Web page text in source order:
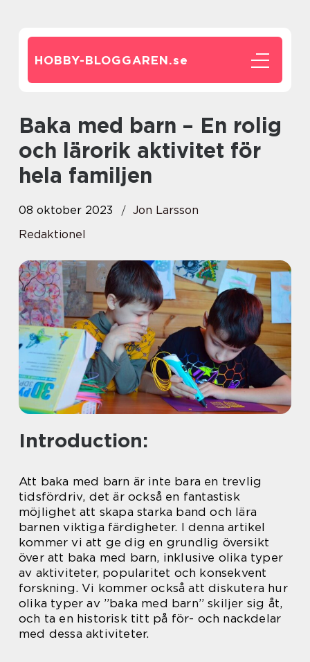
HOBBY-BLOGGAREN.se
Baka med barn – En rolig
och lärorik aktivitet för
hela familjen
08 oktober 2023
Jon Larsson
Redaktionel
Introduction:
Att baka med barn är inte bara en trevlig
tidsfördriv, det är också en fantastisk
möjlighet att skapa starka band och lära
barnen viktiga färdigheter. I denna artikel
kommer vi att ge dig en grundlig översikt
över att baka med barn, inklusive olika typer
av aktiviteter, popularitet och konsekvent
forskning. Vi kommer också att diskutera hur
olika typer av ”baka med barn” skiljer sig åt,
och ta en historisk titt på för- och nackdelar
med dessa aktiviteter.